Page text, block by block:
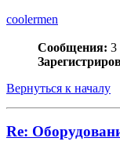
coolermen
Сообщения: 3
Вернуться к началу
Re: